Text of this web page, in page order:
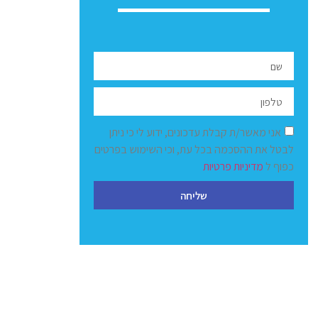
אני מאשר/ת קבלת עדכונים, ידוע לי כי ניתן
לבטל את ההסכמה בכל עת, וכי השימוש בפרטים
כפוף למדיניות פרטיות
שליחה